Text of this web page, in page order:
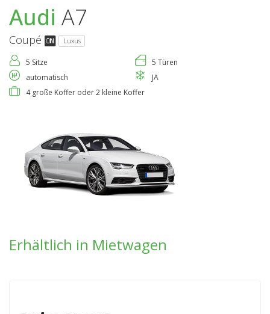
Audi A7
Coupé Luxus
5 Sitze
5 Türen
automatisch
JA
4 große Koffer oder 2 kleine Koffer
Erhältlich in Mietwagen